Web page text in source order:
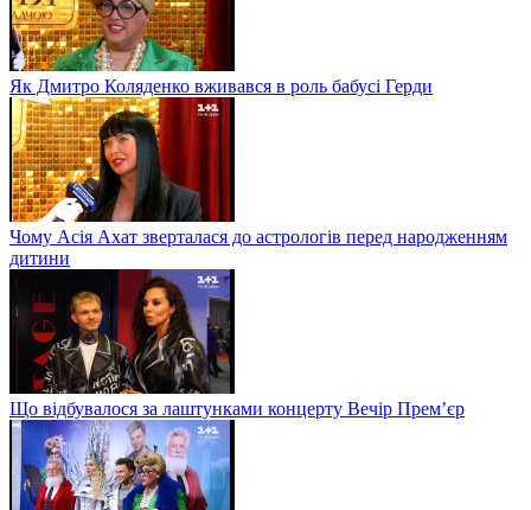
Як Дмитро Коляденко вживався в роль бабусі Герди
Чому Асія Ахат зверталася до астрологів перед народженням
дитини
Що відбувалося за лаштунками концерту Вечір Прем’єр